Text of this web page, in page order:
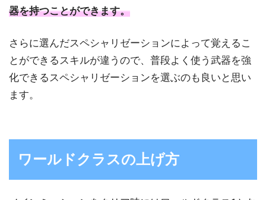
器を持つことができます。
さらに選んだスペシャリゼーションによって覚えるこ
とができるスキルが違うので、普段よく使う武器を強
化できるスペシャリゼーションを選ぶのも良いと思い
ます。
ワールドクラスの上げ方